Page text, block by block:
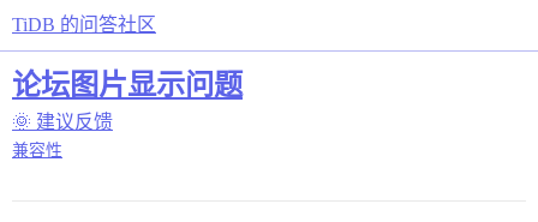
TiDB 的问答社区
论坛图片显示问题
🌞 建议反馈
兼容性